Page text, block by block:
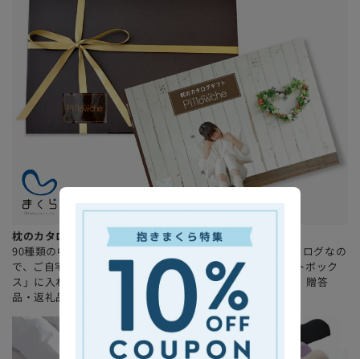
枕のカタログギフト「ピローチェ」
90種類の中からお好きな枕を1つお選びいただけます。カタログなの
で、ご自宅でゆっくりとお選びいただけます。「専用ギフトボック
ス」に入れてお届けするので、お誕生日や記念日のお祝い、贈答
品・返礼品としても最適です！